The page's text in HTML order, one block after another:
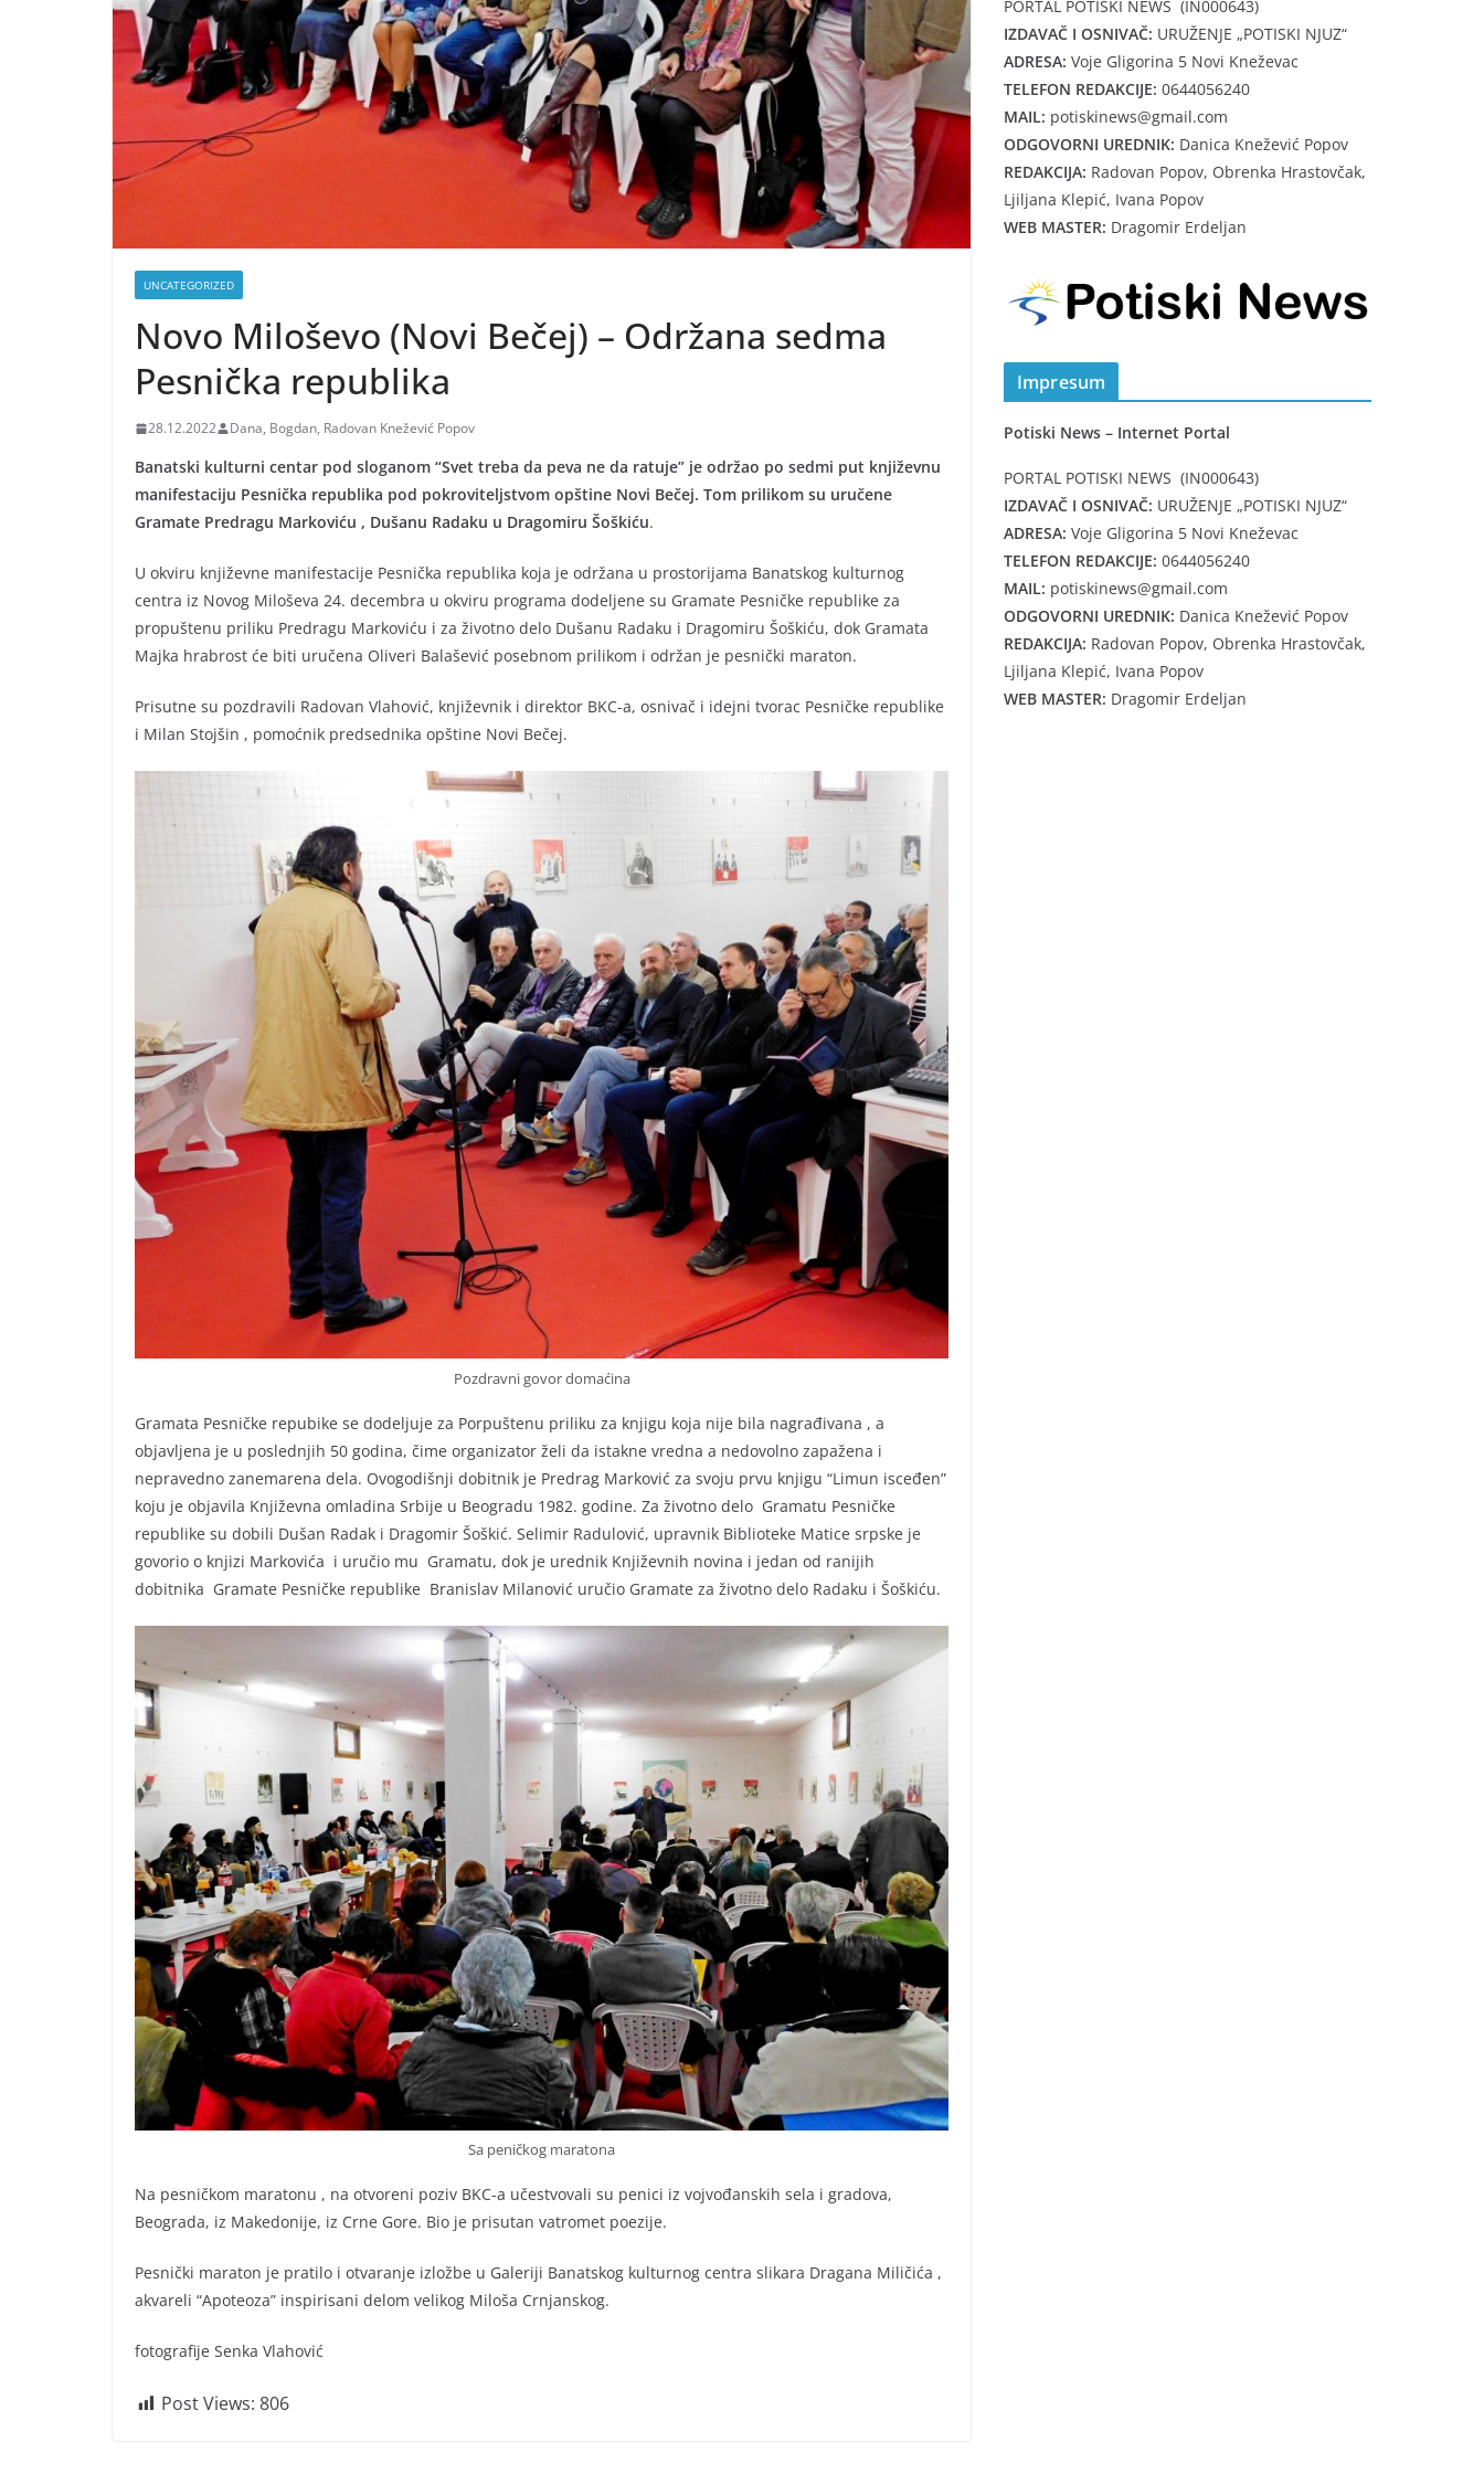
UNCATEGORIZED
Novo Miloševo (Novi Bečej) – Održana sedma
Pesnička republika
28.12.2022 Dana, Bogdan, Radovan Knežević Popov
Banatski kulturni centar pod sloganom “Svet treba da peva ne da ratuje” je održao po sedmi put književnu
manifestaciju Pesnička republika pod pokroviteljstvom opštine Novi Bečej. Tom prilikom su uručene
Gramate Predragu Markoviću , Dušanu Radaku u Dragomiru Šoškiću.
U okviru književne manifestacije Pesnička republika koja je održana u prostorijama Banatskog kulturnog
centra iz Novog Miloševa 24. decembra u okviru programa dodeljene su Gramate Pesničke republike za
propuštenu priliku Predragu Markoviću i za životno delo Dušanu Radaku i Dragomiru Šoškiću, dok Gramata
Majka hrabrost će biti uručena Oliveri Balašević posebnom prilikom i održan je pesnički maraton.
Prisutne su pozdravili Radovan Vlahović, književnik i direktor BKC-a, osnivač i idejni tvorac Pesničke republike
i Milan Stojšin , pomoćnik predsednika opštine Novi Bečej.
Pozdravni govor domaćina
Gramata Pesničke repubike se dodeljuje za Porpuštenu priliku za knjigu koja nije bila nagrađivana , a
objavljena je u poslednjih 50 godina, čime organizator želi da istakne vredna a nedovolno zapažena i
nepravedno zanemarena dela. Ovogodišnji dobitnik je Predrag Marković za svoju prvu knjigu “Limun isceđen”
koju je objavila Književna omladina Srbije u Beogradu 1982. godine. Za životno delo Gramatu Pesničke
republike su dobili Dušan Radak i Dragomir Šoškić. Selimir Radulović, upravnik Biblioteke Matice srpske je
govorio o knjizi Markovića i uručio mu Gramatu, dok je urednik Književnih novina i jedan od ranijih
dobitnika Gramate Pesničke republike Branislav Milanović uručio Gramate za životno delo Radaku i Šoškiću.
Sa peničkog maratona
Na pesničkom maratonu , na otvoreni poziv BKC-a učestvovali su penici iz vojvođanskih sela i gradova,
Beograda, iz Makedonije, iz Crne Gore. Bio je prisutan vatromet poezije.
Pesnički maraton je pratilo i otvaranje izložbe u Galeriji Banatskog kulturnog centra slikara Dragana Miličića ,
akvareli “Apoteoza” inspirisani delom velikog Miloša Crnjanskog.
fotografije Senka Vlahović
Post Views: 806
PORTAL POTISKI NEWS (IN000643)
IZDAVAČ I OSNIVAČ: URUŽENJE „POTISKI NJUZ“
ADRESA: Voje Gligorina 5 Novi Kneževac
TELEFON REDAKCIJE: 0644056240
MAIL: potiskinews@gmail.com
ODGOVORNI UREDNIK: Danica Knežević Popov
REDAKCIJA: Radovan Popov, Obrenka Hrastovčak,
Ljiljana Klepić, Ivana Popov
WEB MASTER: Dragomir Erdeljan
Impresum
Potiski News – Internet Portal
PORTAL POTISKI NEWS (IN000643)
IZDAVAČ I OSNIVAČ: URUŽENJE „POTISKI NJUZ“
ADRESA: Voje Gligorina 5 Novi Kneževac
TELEFON REDAKCIJE: 0644056240
MAIL: potiskinews@gmail.com
ODGOVORNI UREDNIK: Danica Knežević Popov
REDAKCIJA: Radovan Popov, Obrenka Hrastovčak,
Ljiljana Klepić, Ivana Popov
WEB MASTER: Dragomir Erdeljan